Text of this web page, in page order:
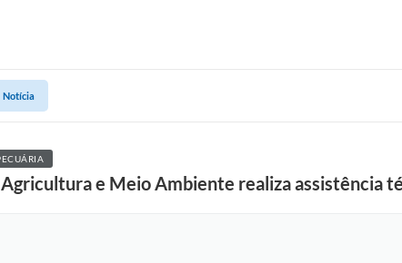
Notícia
e Meio Ambiente realiza assistência